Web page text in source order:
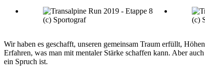
(c) Sportograf (c)
Wir haben es geschafft, unseren gemeinsam Traum erfüllt,
Erfahren, was man mit mentaler Stärke schaffen kann. Aber
ein Spruch ist.